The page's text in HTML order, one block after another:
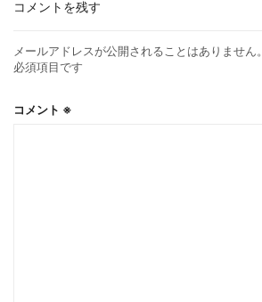
コメントを残す
メールアドレスが公開されることはありません。
必須項目です
コメント ※